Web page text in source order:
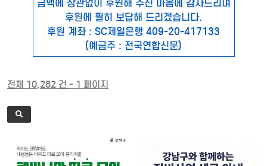
금액에 상관없이 후원해 주신 마음에 감사드리며
후원에 필히 보답해 드리겠습니다.
후원 계좌 : SC제일은행 409-20-417133
(예금주 : 전국연합신문)
전체 10,282 건 - 1 페이지